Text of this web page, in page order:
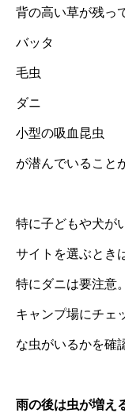
背の高い草が残っ
バッタ
毛虫
ダニ
小型の吸血昆虫
が潜んでいること
特に子どもや犬が
サイトを選ぶとき
特にダニは要注意。
キャンプ場にチェ
な虫がいるかを確
雨の後は虫が増え